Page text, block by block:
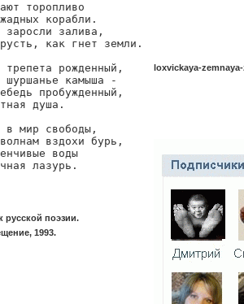
торопливо
корабли.
заросли залива,
как гнет земли.
рожденный,
шуршанье камыша -
пробужденный,
душа.
в мир свободы,
вздохи бурь,
воды
лазурь.
русской поэзии.
1993.
loxvickaya-